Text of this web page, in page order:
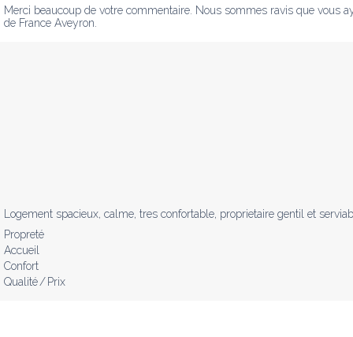
Merci beaucoup de votre commentaire. Nous sommes ravis que vous
de France Aveyron.
Logement spacieux, calme, tres confortable, proprietaire gentil et
Propreté
Accueil
Confort
Qualité / Prix